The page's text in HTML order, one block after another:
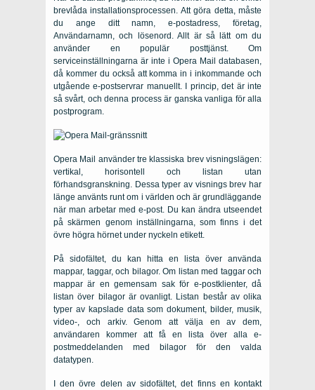
brevlåda installationsprocessen. Att göra detta, måste
du ange ditt namn, e-postadress, företag,
Användarnamn, och lösenord. Allt är så lätt om du
använder en populär posttjänst. Om
serviceinställningarna är inte i Opera Mail databasen,
då kommer du också att komma in i inkommande och
utgående e-postservrar manuellt. I princip, det är inte
så svårt, och denna process är ganska vanliga för alla
postprogram.
Opera Mail använder tre klassiska brev visningslägen:
vertikal, horisontell och listan utan
förhandsgranskning. Dessa typer av visnings brev har
länge använts runt om i världen och är grundläggande
när man arbetar med e-post. Du kan ändra utseendet
på skärmen genom inställningarna, som finns i det
övre högra hörnet under nyckeln etikett.
På sidofältet, du kan hitta en lista över använda
mappar, taggar, och bilagor. Om listan med taggar och
mappar är en gemensam sak för e-postklienter, då
listan över bilagor är ovanligt. Listan består av olika
typer av kapslade data som dokument, bilder, musik,
video-, och arkiv. Genom att välja en av dem,
användaren kommer att få en lista över alla e-
postmeddelanden med bilagor för den valda
datatypen.
I den övre delen av sidofältet, det finns en kontakt